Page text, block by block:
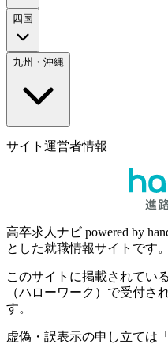
四国
九州・沖縄
サイト運営者情報
高卒求人ナビ powered by
とした就職情報サイトです。
このサイトに掲載されてい
（ハローワーク）で受付さ
す。
虚偽・誤表示の申し立ては